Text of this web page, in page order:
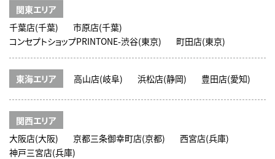
関東エリア
千葉店(千葉)
市原店(千葉)
コンセプトショップPRINTONE-渋谷(東京)
町田店(東京)
東海エリア 高山店(岐阜) 浜松店(静岡) 豊田店(愛知)
関西エリア
大阪店(大阪)
京都三条御幸町店(京都)
西宮店(兵庫)
神戸三宮店(兵庫)